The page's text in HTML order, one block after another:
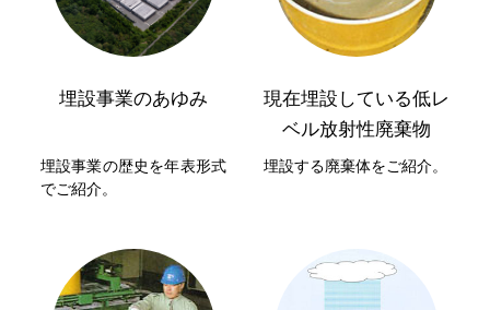
埋設事業のあゆみ
埋設事業の歴史を年表形式
でご紹介。
現在埋設している低レ
ベル放射性廃棄物
埋設する廃棄体をご紹介。